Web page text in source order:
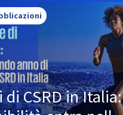
di CSRD in Italia: